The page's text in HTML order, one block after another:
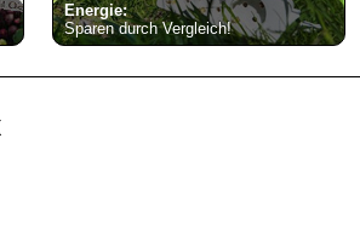
Energie:
Sparen durch Vergleich!